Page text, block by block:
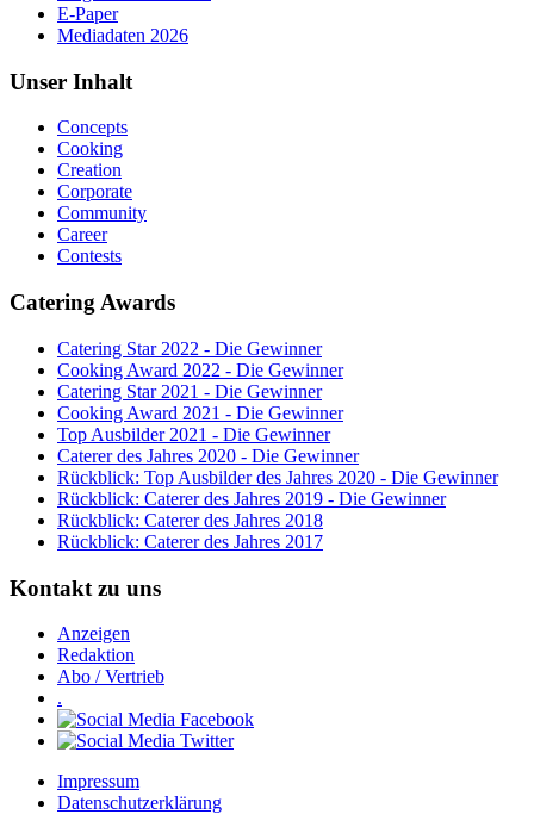
E-Paper
Mediadaten 2026
Unser Inhalt
Concepts
Cooking
Creation
Corporate
Community
Career
Contests
Catering Awards
Catering Star 2022 - Die Gewinner
Cooking Award 2022 - Die Gewinner
Catering Star 2021 - Die Gewinner
Cooking Award 2021 - Die Gewinner
Top Ausbilder 2021 - Die Gewinner
Caterer des Jahres 2020 - Die Gewinner
Rückblick: Top Ausbilder des Jahres 2020 - Die Gewinner
Rückblick: Caterer des Jahres 2019 - Die Gewinner
Rückblick: Caterer des Jahres 2018
Rückblick: Caterer des Jahres 2017
Kontakt zu uns
Anzeigen
Redaktion
Abo / Vertrieb
.
Impressum
Datenschutzerklärung